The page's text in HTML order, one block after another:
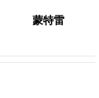
蒙特雷